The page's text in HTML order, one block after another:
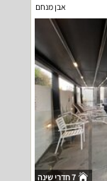
אבן מנחם
7 חדרי שינה